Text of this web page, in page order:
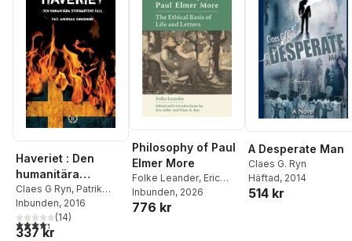
Haveriet : Den
humanitära
stormaktens fall
Claes G Ryn, Patrik
Magnusson,Marika
Formgren,Anna Lindén
Tanja Bergkvist
Inbunden, 2016
4,3utav 5 stjärnor. Totalt antal röster:
(14)
337 kr
Philosophy of Paul
Elmer More
Folke Leander, Eric
Adler,Claes G. Ryn
Inbunden, 2026
776 kr
A Desperate Man
Claes G. Ryn
Häftad, 2014
514 kr